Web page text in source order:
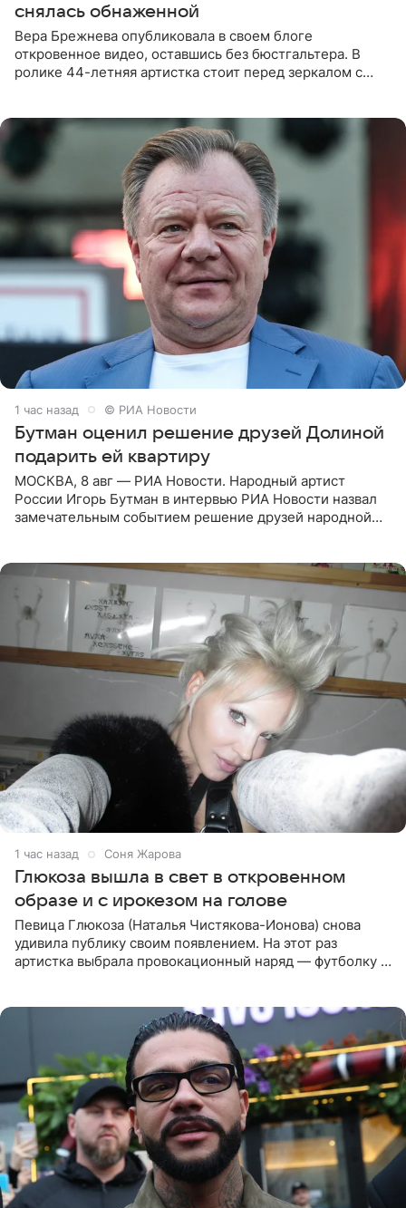
снялась обнаженной
Вера Брежнева опубликовала в своем блоге
откровенное видео, оставшись без бюстгальтера. В
ролике 44-летняя артистка стоит перед зеркалом с
1 час назад © РИА Новости
Бутман оценил решение друзей Долиной
подарить ей квартиру
МОСКВА, 8 авг — РИА Новости. Народный артист
России Игорь Бутман в интервью РИА Новости назвал
замечательным событием решение друзей народной
1 час назад Соня Жарова
Глюкоза вышла в свет в откровенном
образе и с ирокезом на голове
Певица Глюкоза (Наталья Чистякова-Ионова) снова
удивила публику своим появлением. На этот раз
артистка выбрала провокационный наряд — футболку с